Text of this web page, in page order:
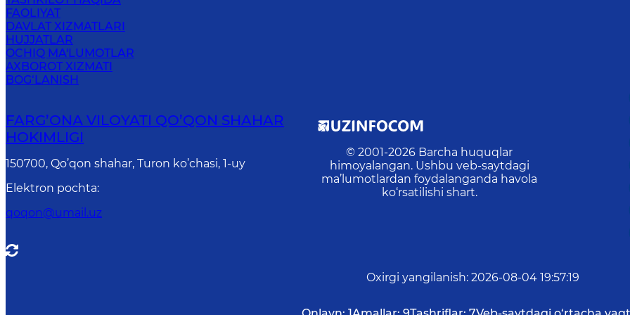
FAOLIYAT
DAVLAT XIZMATLARI
HUJJATLAR
OCHIQ MA'LUMOTLAR
AXBOROT XIZMATI
BOG‘LANISH
FARG’ОNА VILОYATI QO’QON SHAHAR
HОKIMLIGI
150700, Qo’qon shahar, Turon ko’chasi, 1-uy
Elektron pochta:
qoqon@umail.uz
© 2001-2026 Barcha huquqlar
himoyalangan. Ushbu veb-saytdagi
ma’lumotlardan foydalanganda havola
ko‘rsatilishi shart.
Oxirgi yangilanish: 2026-08-04 19:57:19